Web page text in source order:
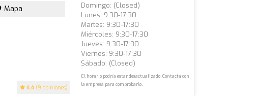
4.4 (9 opiniones)
Mapa
Domingo: (closed)
Lunes: 9:30-17:30
Martes: 9:30-17:30
Miércoles: 9:30-17:30
Jueves: 9:30-17:30
Viernes: 9:30-17:30
Sábado: (closed)
El horario podría estar desactualizado. Contacta con
la empresa para comprobarlo.